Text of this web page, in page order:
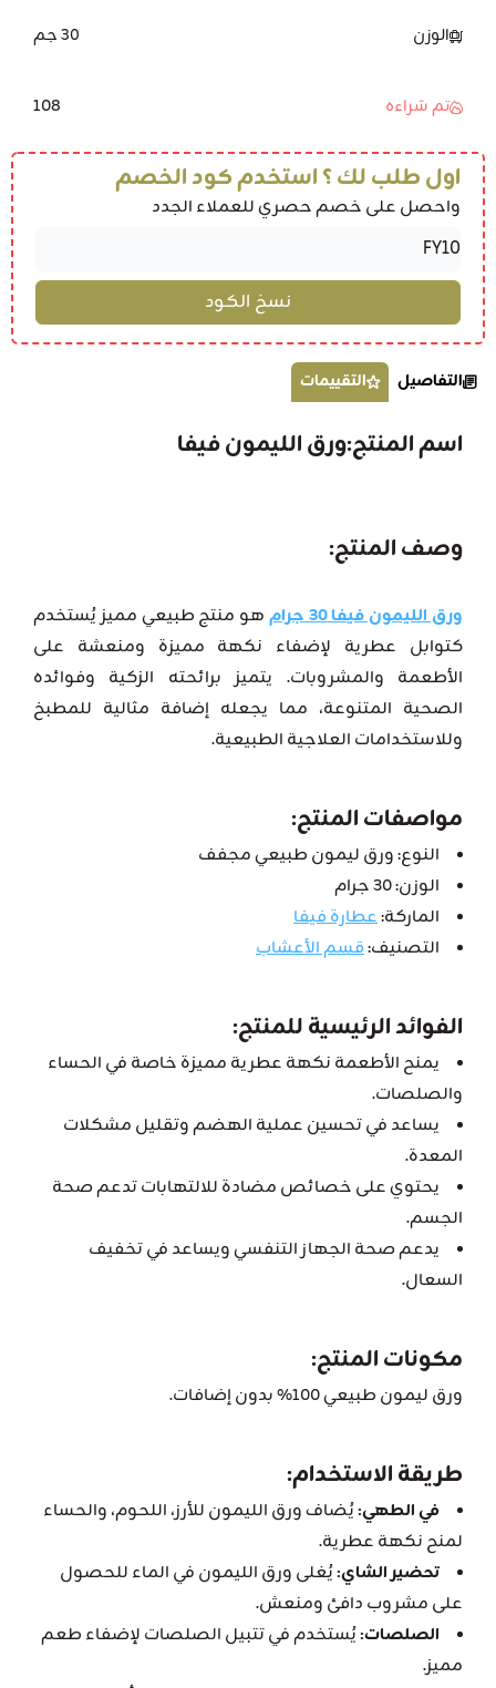
الوزن 30 جم
تم شراءه 108
اول طلب لك ؟ استخدم كود الخصم
واحصل على خصم حصري للعملاء الجدد
التفاصيل التقييمات
اسم المنتج:ورق الليمون فيفا
وصف المنتج:
ورق الليمون فيفا 30 جرام
هو منتج طبيعي مميز يُستخدم
كتوابل عطرية لإضفاء نكهة مميزة ومنعشة على
الأطعمة والمشروبات. يتميز برائحته الزكية وفوائده
الصحية المتنوعة، مما يجعله إضافة مثالية للمطبخ
وللاستخدامات العلاجية الطبيعية.
مواصفات المنتج:
النوع: ورق ليمون طبيعي مجفف
الوزن: 30 جرام
الماركة:عطارة فيفا
التصنيف:قسم الأعشاب
الفوائد الرئيسية للمنتج:
يمنح الأطعمة نكهة عطرية مميزة خاصة في الحساء
والصلصات.
يساعد في تحسين عملية الهضم وتقليل مشكلات
المعدة.
يحتوي على خصائص مضادة للالتهابات تدعم صحة
الجسم.
يدعم صحة الجهاز التنفسي ويساعد في تخفيف
السعال.
مكونات المنتج:
ورق ليمون طبيعي 100% بدون إضافات.
طريقة الاستخدام:
في الطهي:يُضاف ورق الليمون للأرز، اللحوم، والحساء
لمنح نكهة عطرية.
تحضير الشاي:يُغلى ورق الليمون في الماء للحصول
على مشروب دافئ ومنعش.
الصلصات:يُستخدم في تتبيل الصلصات لإضفاء طعم
مميز.